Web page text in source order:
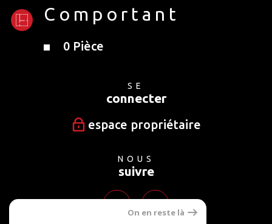
Comportant
0 Pièce
SE
connecter
espace propriétaire
NOUS
suivre
On en reste là